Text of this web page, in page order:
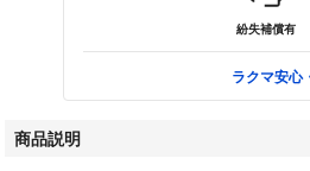
紛失補償有
ラクマ安心
商品説明